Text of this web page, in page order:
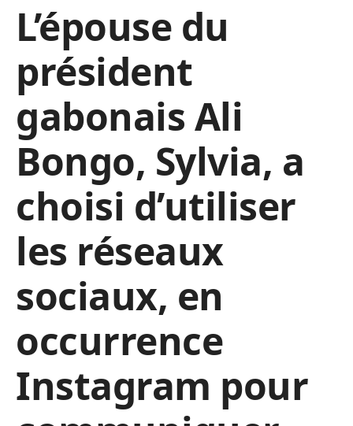
L’épouse du
président
gabonais Ali
Bongo, Sylvia, a
choisi d’utiliser
les réseaux
sociaux, en
occurrence
Instagram pour